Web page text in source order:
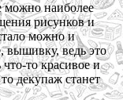
можно наиболее
рисунков и
можно и
вышивку, ведь это
то красивое и
декупаж станет